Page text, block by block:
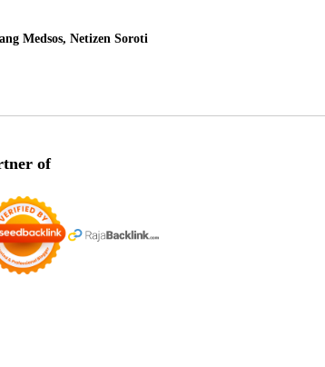
Medsos, Netizen Soroti
of